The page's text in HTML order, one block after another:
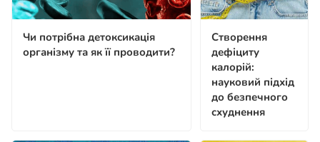
Чи потрібна детоксикація
організму та як її проводити?
Створення
дефіциту
калорій:
науковий підхід
до безпечного
схуднення